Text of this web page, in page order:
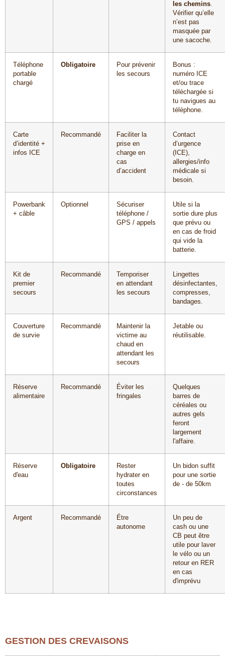
les chemins.
Vérifier qu’elle
n’est pas
masquée par
une sacoche.
Téléphone
portable
chargé
Obligatoire
Pour prévenir
les secours
Bonus :
numéro ICE
et/ou trace
téléchargée si
tu navigues au
téléphone.
Carte
d’identité +
infos ICE
Recommandé
Faciliter la
prise en
charge en
cas
d’accident
Contact
d’urgence
(ICE),
allergies/info
médicale si
besoin.
Powerbank
+ câble
Optionnel
Sécuriser
téléphone /
GPS / appels
Utile si la
sortie dure plus
que prévu ou
en cas de froid
qui vide la
batterie.
Kit de
premier
secours
Recommandé
Temporiser
en attendant
les secours
Lingettes
désinfectantes,
compresses,
bandages.
Couverture
de survie
Recommandé
Maintenir la
victime au
chaud en
attendant les
secours
Jetable ou
réutilisable.
Réserve
alimentaire
Recommandé
Éviter les
fringales
Quelques
barres de
céréales ou
autres gels
feront
largement
l'affaire.
Réserve
d'eau
Obligatoire
Rester
hydrater en
toutes
circonstances
Un bidon suffit
pour une sortie
de - de 50km
Argent Recommandé
Étre
autonome
Un peu de
cash ou une
CB peut être
utile pour laver
le vélo ou un
retour en RER
en cas
d'imprévu
GESTION DES CREVAISONS